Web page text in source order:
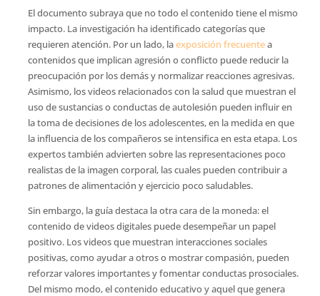
El documento subraya que no todo el contenido tiene el mismo
impacto. La investigación ha identificado categorías que
requieren atención. Por un lado, laexposición frecuentea
contenidos que implican agresión o conflicto puede reducir la
preocupación por los demás y normalizar reacciones agresivas.
Asimismo, los videos relacionados con la salud que muestran el
uso de sustancias o conductas de autolesión pueden influir en
la toma de decisiones de los adolescentes, en la medida en que
la influencia de los compañeros se intensifica en esta etapa. Los
expertos también advierten sobre las representaciones poco
realistas de la imagen corporal, las cuales pueden contribuir a
patrones de alimentación y ejercicio poco saludables.
Sin embargo, la guía destaca la otra cara de la moneda: el
contenido de videos digitales puede desempeñar un papel
positivo. Los videos que muestran interacciones sociales
positivas, como ayudar a otros o mostrar compasión, pueden
reforzar valores importantes y fomentar conductas prosociales.
Del mismo modo, el contenido educativo y aquel que genera